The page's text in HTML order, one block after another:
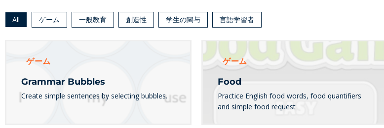
All ゲーム 一般教育 創造性 学生の関与 言語学習者
ゲーム
Grammar Bubbles
Create simple sentences by selecting bubbles.
ゲーム
Food
Practice English food words, food quantifiers
and simple food request